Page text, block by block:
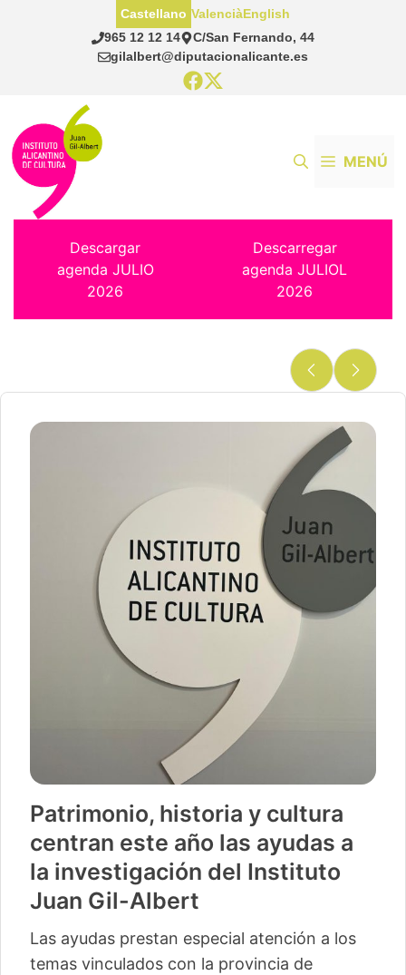
965 12 12 14
C/San Fernando, 44
gilalbert@diputacionalicante.es
Castellano ValenciàEnglish
MENÚ
Descargar
agenda JULIO
2026
Descarregar
agenda JULIOL
2026
Patrimonio, historia y cultura
centran este año las ayudas a
la investigación del Instituto
Juan Gil-Albert
Las ayudas prestan especial atención a los
temas vinculados con la provincia de